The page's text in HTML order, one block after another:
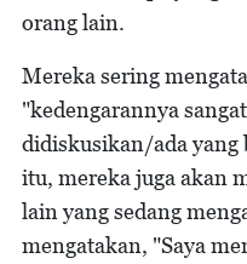
orang lain.
Mereka sering
"kedengarannya
didiskusikan/ada yang
itu, mereka juga akan
lain yang sedang
mengatakan, "Saya